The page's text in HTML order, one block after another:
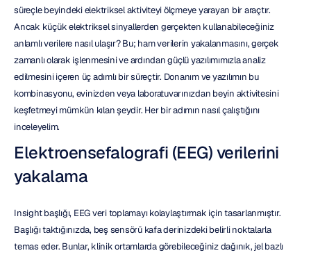
süreçle beyindeki elektriksel aktiviteyi ölçmeye yarayan bir araçtır.
Ancak küçük elektriksel sinyallerden gerçekten kullanabileceğiniz
anlamlı verilere nasıl ulaşır? Bu; ham verilerin yakalanmasını, gerçek
zamanlı olarak işlenmesini ve ardından güçlü yazılımımızla analiz
edilmesini içeren üç adımlı bir süreçtir. Donanım ve yazılımın bu
kombinasyonu, evinizden veya laboratuvarınızdan beyin aktivitesini
keşfetmeyi mümkün kılan şeydir. Her bir adımın nasıl çalıştığını
inceleyelim.
Elektroensefalografi (EEG) verilerini
yakalama
Insight başlığı, EEG veri toplamayı kolaylaştırmak için tasarlanmıştır.
Başlığı taktığınızda, beş sensörü kafa derinizdeki belirli noktalarla
temas eder. Bunlar, klinik ortamlarda görebileceğiniz dağınık, jel bazlı